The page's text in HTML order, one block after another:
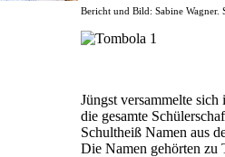
Bericht und Bild: Sabine
Jüngst versammelte
die gesamte
Schultheiß Namen aus
Die Namen gehörten zu